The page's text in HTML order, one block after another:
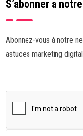
S’abonner a
Abonnez-vous à notre
astuces marketing digital.